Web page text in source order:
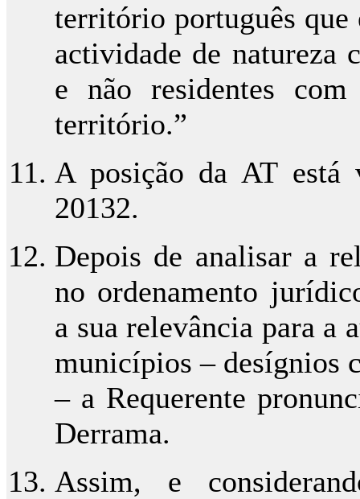
território português
actividade de natureza
e não residentes com
território.”
A posição da AT está
20132.
Depois de analisar a
no ordenamento
a sua relevância para a
municípios – desígnios
– a Requerente
Derrama.
Assim, e